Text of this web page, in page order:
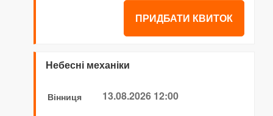
ПРИДБАТИ КВИТОК
Небесні механіки
Вінниця 13.08.2026 12:00